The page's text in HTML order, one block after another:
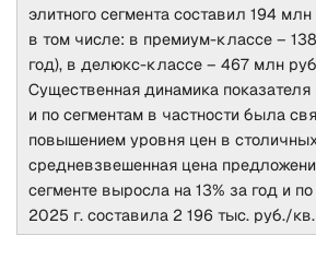
элитного сегмента составил 194
в том числе: в премиум-классе –
год), в делюкс-классе – 467 млн
Существенная динамика
и по сегментам в частности была
повышением уровня цен в
средневзвешенная цена
сегменте выросла на 13% за год и
2025 г. составила 2 196 тыс. руб./